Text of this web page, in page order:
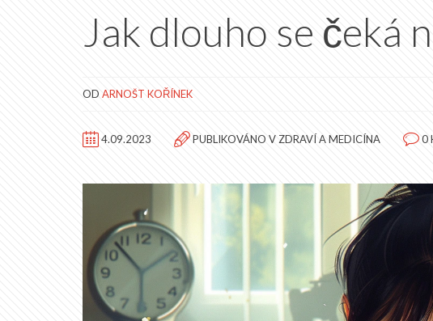
Jak dlouho se čeká
OD ARNOŠT KOŘÍNEK
4.09.2023 PUBLIKOVÁNO V ZDRAVÍ A MEDICÍNA 0